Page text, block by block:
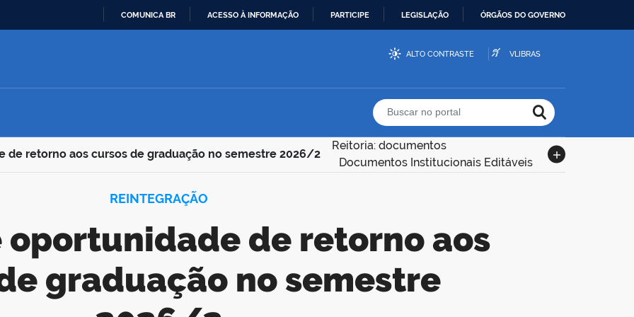
CONTEÚDO
COMUNICA BR ACESSO À INFORMAÇÃO PARTICIPE LEGISLAÇÃO ÓRGÃOS DO GOVERNO
ALTO CONTRASTE VLIBRAS
Buscar no portal
de retorno aos cursos de graduação no semestre 2026/2
Reitoria: documentos
Documentos Institucionais Editáveis
REINTEGRAÇÃO
graduação no semestre